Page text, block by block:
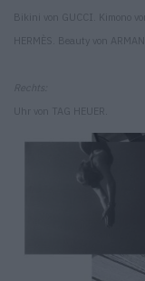
Bikini von GUCCI. Kimono
HERMÈS. Beauty von
Uhr von TAG HEUER.